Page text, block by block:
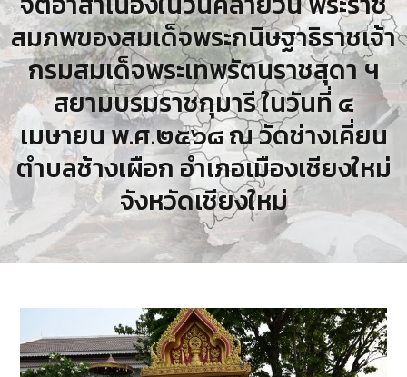
สมภพของสมเด็จพระกนิษฐาธิราชเจ้า
กรมสมเด็จพระเทพรัตนราชสุดา ฯ
สยามบรมราชกุมารี ในวันที่ ๔
เมษายน พ.ศ.๒๕๖๘ ณ วัดช่างเคี่ยน
ตำบลช้างเผือก อำเภอเมืองเชียงใหม่
จังหวัดเชียงใหม่